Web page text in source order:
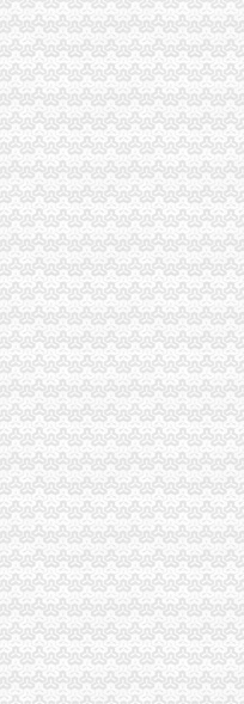
事指南）_中华文本库
记证书需要变更吗-91股票
文件分享|开普云网盘-
收发货…-华陌网
注册登记证变更人代表
荣誉-河北北光环
资质-成都利方路桥工
车报关商检
证书-上海58同城
证书和进出口收发货人-
书,人卡,操作员卡】